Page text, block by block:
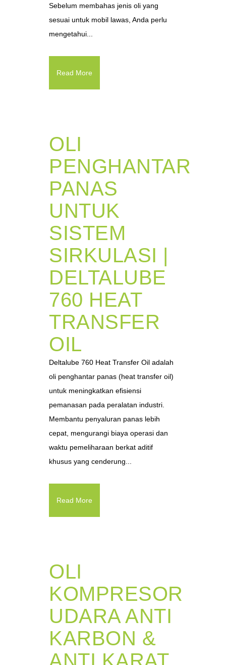
Sebelum membahas jenis oli yang
sesuai untuk mobil lawas, Anda perlu
mengetahui...
Read More
OLI
PENGHANTAR
PANAS
UNTUK
SISTEM
SIRKULASI |
DELTALUBE
760 HEAT
TRANSFER
OIL
Deltalube 760 Heat Transfer Oil adalah
oli penghantar panas (heat transfer oil)
untuk meningkatkan efisiensi
pemanasan pada peralatan industri.
Membantu penyaluran panas lebih
cepat, mengurangi biaya operasi dan
waktu pemeliharaan berkat aditif
khusus yang cenderung...
Read More
OLI
KOMPRESOR
UDARA ANTI
KARBON &
ANTI KARAT